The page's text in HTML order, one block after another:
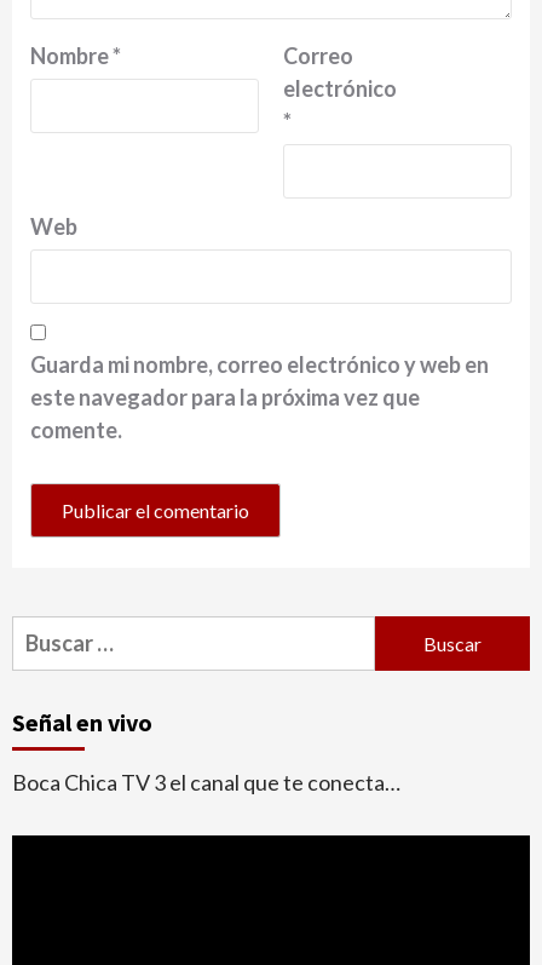
Nombre*
Correo
electrónico
*
Web
Guarda mi nombre, correo electrónico y web en
este navegador para la próxima vez que
comente.
Buscar:
Señal en vivo
Boca Chica TV 3 el canal que te conecta…